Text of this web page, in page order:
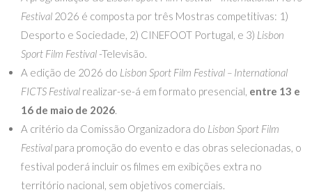
Festival 2026 é composta por três Mostras competitivas: 1)
Desporto e Sociedade, 2) CINEFOOT Portugal, e 3) Lisbon
Sport Film Festival -Televisão.
A edição de 2026 do Lisbon Sport Film Festival – International
FICTS Festival realizar-se-á em formato presencial, entre 13 e
16 de maio de 2026.
A critério da Comissão Organizadora do Lisbon Sport Film
Festival para promoção do evento e das obras selecionadas, o
festival poderá incluir os filmes em exibições extra no
território nacional, sem objetivos comerciais.